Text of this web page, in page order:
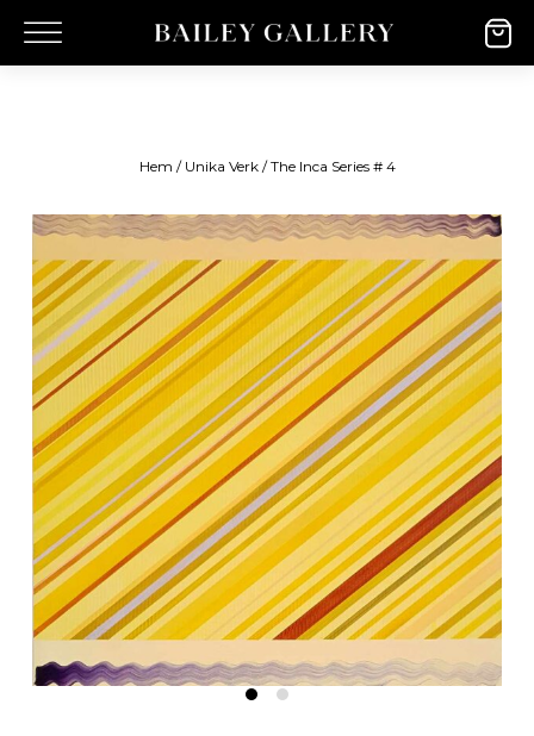
Hem / Unika Verk/ The Inca Series # 4